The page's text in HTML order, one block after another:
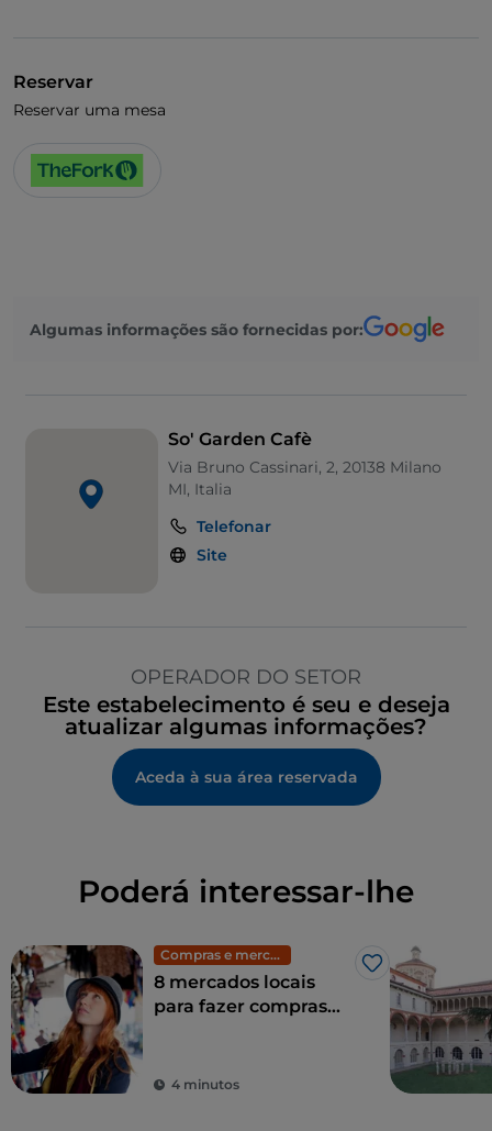
Menu infantil
Jogos de futebol
Wi-Fi
Reservar
Reservar uma mesa
Algumas informações são fornecidas por:
So' Garden Cafè
Via Bruno Cassinari, 2, 20138 Milano
MI, Italia
Telefonar
Site
OPERADOR DO SETOR
Este estabelecimento é seu e deseja
atualizar algumas informações?
Aceda à sua área reservada
Poderá interessar-lhe
Compras e mercados
Gosto
8 mercados locais
para fazer compras
baixos
4 minutos